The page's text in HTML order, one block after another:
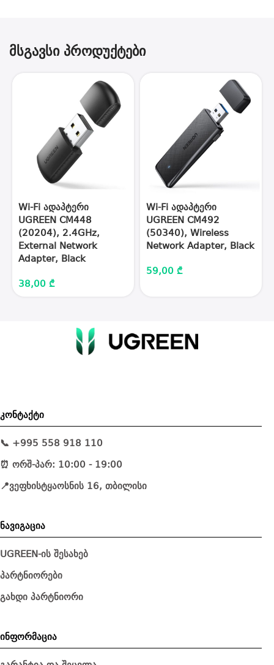
მსგავსი პროდუქტები
Wi-Fi ადაპტერი
UGREEN CM448
(20204), 2.4GHz,
External Network
Adapter, Black
38,00 ₾
Wi-Fi ადაპტერი
UGREEN CM492
(50340), Wireless
Network Adapter, Black
59,00 ₾
კონტაქტი
📞 +995 558 918 110
⏰ ორშ-პარ: 10:00 - 19:00
📍ვეფხისტყაოსნის 16, თბილისი
ნავიგაცია
UGREEN-ის შესახებ
პარტნიორები
გახდი პარტნიორი
ინფორმაცია